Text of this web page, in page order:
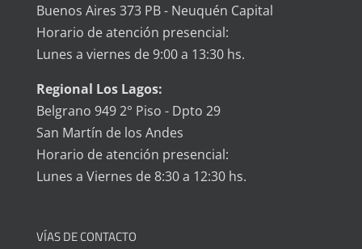
Buenos Aires 373 PB - Neuquén Capital
Horario de atención presencial:
Lunes a viernes de 9:00 a 13:30 hs.
Regional Los Lagos:
Belgrano 949 2° Piso - Dpto 29
San Martín de los Andes
Horario de atención presencial:
Lunes a Viernes de 8:30 a 12:30 hs.
VÍAS DE CONTACTO